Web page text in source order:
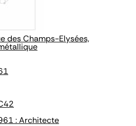
des Champs-Elysées,
: Architecte